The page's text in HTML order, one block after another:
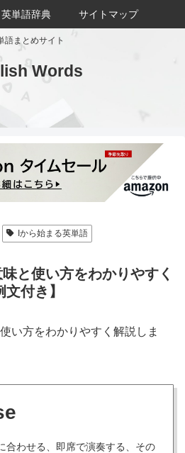
語まとめサイト
Words
英単語辞典 サイトマップ
Iから始まる英単語
と使い方をわかりやすく
付き】
い方をわかりやすく解説しま
合わせる、即席で演奏する、その